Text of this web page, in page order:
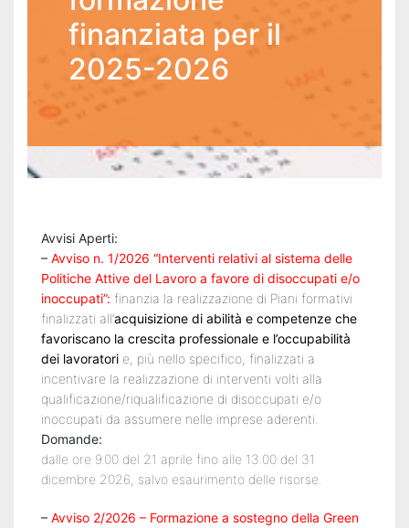
Recruiting
Tirocini
finanziati
Persona
Corsi
gratuiti
per
disoccupati
Programma
finanziata per il
2025-2026
Avvisi Aperti:
– Avviso n. 1/2026 “Interventi relativi al sistema delle
Politiche Attive del Lavoro a favore di disoccupati e/o
inoccupati”: finanzia la realizzazione di Piani formativi
finalizzati all’acquisizione di abilità e competenze che
favoriscano la crescita professionale e l’occupabilità
dei lavoratori e, più nello specifico, finalizzati a
incentivare la realizzazione di interventi volti alla
qualificazione/riqualificazione di disoccupati e/o
inoccupati da assumere nelle imprese aderenti.
Domande:
dalle ore 9.00 del 21 aprile fino alle 13.00 del 31
dicembre 2026, salvo esaurimento delle risorse.
– Avviso 2/2026 – Formazione a sostegno della Green